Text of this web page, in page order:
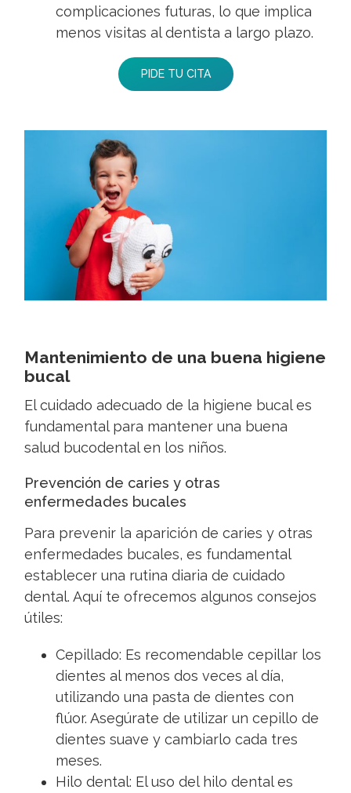
complicaciones futuras, lo que implica
menos visitas al dentista a largo plazo.
PIDE TU CITA
Mantenimiento de una buena higiene
bucal
El cuidado adecuado de la higiene bucal es
fundamental para mantener una buena
salud bucodental en los niños.
Prevención de caries y otras
enfermedades bucales
Para prevenir la aparición de caries y otras
enfermedades bucales, es fundamental
establecer una rutina diaria de cuidado
dental. Aquí te ofrecemos algunos consejos
útiles:
Cepillado: Es recomendable cepillar los
dientes al menos dos veces al día,
utilizando una pasta de dientes con
flúor. Asegúrate de utilizar un cepillo de
dientes suave y cambiarlo cada tres
meses.
Hilo dental: El uso del hilo dental es